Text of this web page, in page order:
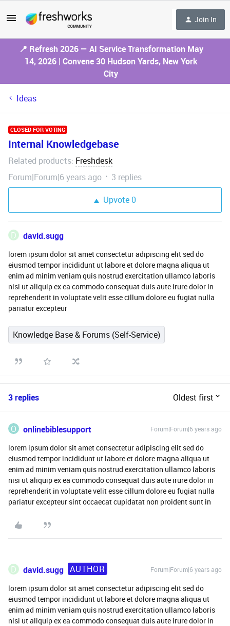
Join In
📍 Refresh 2026 — AI Service Transformation May
14, 2026 | Convene 30 Hudson Yards, New York
City
Ideas
CLOSED FOR VOTING
Internal Knowledgebase
Related products: Freshdesk
Forum|Forum|6 years ago
3 replies
Upvote0
D david.sugg
lorem ipsum dolor sit amet consectetur adipiscing elit sed do
eiusmod tempor incididunt ut labore et dolore magna aliqua ut
enim ad minim veniam quis nostrud exercitation ullamco laboris
nisi ut aliquip ex ea commodo consequat duis aute irure dolor in
reprehenderit in voluptate velit esse cillum dolore eu fugiat nulla
pariatur excepteur
Knowledge Base & Forums (Self-Service)
3 replies Oldest first
O onlinebiblesupport Forum|Forum|6 years ago
lorem ipsum dolor sit amet consectetur adipiscing elit sed do
eiusmod tempor incididunt ut labore et dolore magna aliqua ut
enim ad minim veniam quis nostrud exercitation ullamco laboris
nisi ut aliquip ex ea commodo consequat duis aute irure dolor in
reprehenderit in voluptate velit esse cillum dolore eu fugiat nulla
pariatur excepteur sint occaecat cupidatat non proident sunt in
D david.sugg AUTHOR Forum|Forum|6 years ago
lorem ipsum dolor sit amet consectetur adipiscing elit sed do
eiusmod tempor incididunt ut labore et dolore magna aliqua ut
enim ad minim veniam quis nostrud exercitation ullamco laboris
nisi ut aliquip ex ea commodo consequat duis aute irure dolor in